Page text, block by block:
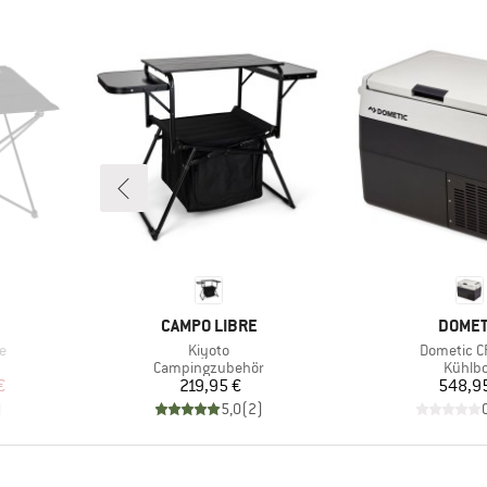
Preis
MARKE
CAMPO LIBRE
Artikel
Kiyoto
Produktgruppe
Campingzubehör
Preis
219,95 €
5,0(2)
MARKE
Artikel
Dometic